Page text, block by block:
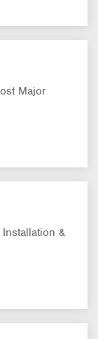
Ups
Major
&